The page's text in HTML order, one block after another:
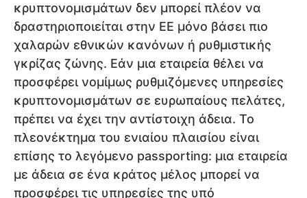
κρυπτονομισμάτων δεν μπορεί πλέον να
δραστηριοποιείται στην ΕΕ μόνο βάσει πιο
χαλαρών εθνικών κανόνων ή ρυθμιστικής
γκρίζας ζώνης. Εάν μια εταιρεία θέλει να
προσφέρει νομίμως ρυθμιζόμενες υπηρεσίες
κρυπτονομισμάτων σε ευρωπαίους πελάτες,
πρέπει να έχει την αντίστοιχη άδεια. Το
πλεονέκτημα του ενιαίου πλαισίου είναι
επίσης το λεγόμενο passporting: μια εταιρεία
με άδεια σε ένα κράτος μέλος μπορεί να
προσφέρει τις υπηρεσίες της υπό